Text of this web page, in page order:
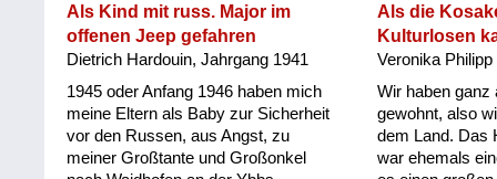
Haus hinein, setzte sich in die
Küche, meine Großmutter und mein
Großvater, der pensionierter
Mutter und ich drückten uns an die
Wand. Er saß da, schlug mit der
Faust auf den Tisch und brüllte
„Wodka, Wodka“! Meine Großmutter
Als Kind mit russ. Major im
offenen Jeep gefahren
Dietrich Hardouin, Jahrgang 1941
1945 oder Anfang 1946 haben mich
meine Eltern als Baby zur Sicherheit
vor den Russen, aus Angst, zu
meiner Großtante und Großonkel
Als die
Kulturlosen
Veronika Philipp
Wir haben ganz
gewohnt, also
dem Land. Das
war ehemals